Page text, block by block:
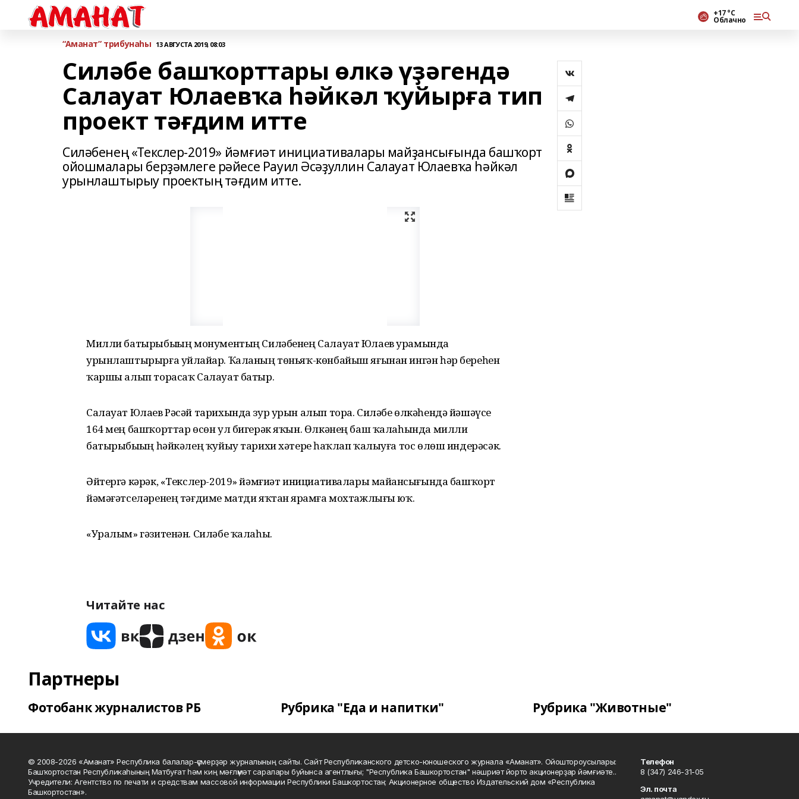
+17 °С
Облачно
“Аманат” трибунаһы 13 АВГУСТА 2019, 08:03
Силәбе башҡорттары өлкә үҙәгендә
Салауат Юлаевҡа һәйкәл ҡуйырға тип
проект тәғдим итте
Силәбенең «Текслер-2019» йәмғиәт инициативалары майҙансығында башҡорт
ойошмалары берҙәмлеге рәйесе Рауил Әсәҙуллин Салауат Юлаевҡа һәйкәл
урынлаштырыу проектың тәғдим итте.
Милли батырыбыҙҙың монументың Силәбенең Салауат Юлаев урамында
урынлаштырырға уйлайҙар. Ҡаланың төньяҡ-көнбайыш яғынан ингән һәр береһен
ҡаршы алып торасаҡ Салауат батыр.
Салауат Юлаев Рәсәй тарихында зур урын алып тора. Силәбе өлкәһендә йәшәүсе
164 мең башҡорттар өсөн ул бигерәк яҡын. Өлкәнең баш ҡалаһында милли
батырыбыҙҙың һәйкәлең ҡуйыу тарихи хәтерҙе һаҡлап ҡалыуға тос өлөш индерәсәк.
Әйтергә кәрәк, «Текслер-2019» йәмғиәт инициативалары майҙансығында башҡорт
йәмәғәтселәренең тәғдиме матди яҡтан ярҙамға мохтажлығы юҡ.
«Уралым» гәзитенән. Силәбе ҡалаһы.
Читайте нас
Партнеры
Фотобанк журналистов РБ Рубрика "Еда и напитки" Рубрика "Животные"
© 2008-2026 «Аманат» Республика балалар-үҫмерҙәр журналының сайты. Сайт Республиканского детско-юношеского журнала «Аманат». Ойоштороусылары:
Башҡортостан Республикаһының Матбуғат һәм киң мәғлүмәт саралары буйынса агентлығы; "Республика Башкортостан" нәшриәт йорто акционерҙар йәмғиәте..
Учредители: Агентство по печати и средствам массовой информации Республики Башкортостан; Акционерное общество Издательский дом «Республика
Башкортостан».
Телефон
8 (347) 246-31-05
Эл. почта